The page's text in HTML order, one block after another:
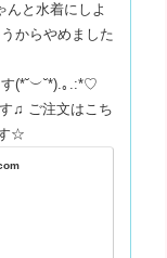
んと水着にしよ
からやめました
(*˘︶˘*).｡.:*♡
♫ ご注文はこち
☆